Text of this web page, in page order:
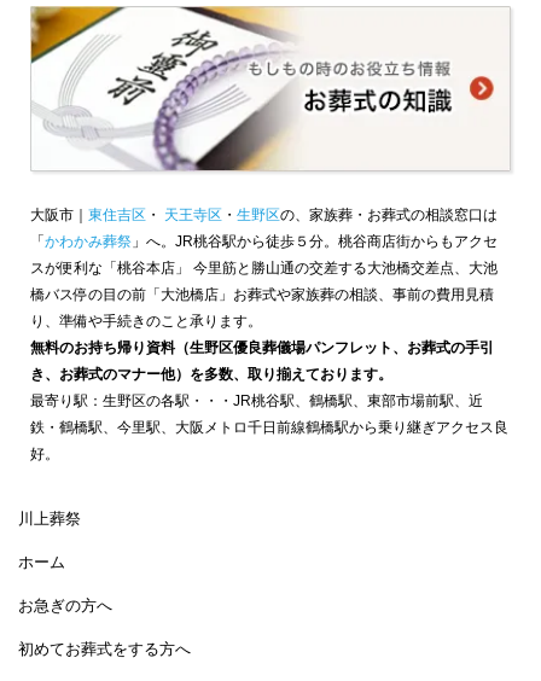
大阪市｜ 東住吉区 ・ 天王寺区 ・ 生野区の、家族葬・お葬式の相談窓口は
「かわかみ葬祭 」へ。JR桃谷駅から徒歩５分。桃谷商店街からもアクセ
スが便利な「桃谷本店」 今里筋と勝山通の交差する大池橋交差点、大池
橋バス停の目の前「大池橋店」お葬式や家族葬の相談、事前の費用見積
り、準備や手続きのこと承ります。
無料のお持ち帰り資料（生野区優良葬儀場パンフレット、お葬式の手引
き、お葬式のマナー他）を多数、取り揃えております。
最寄り駅：生野区の各駅・・・JR桃谷駅、鶴橋駅、東部市場前駅、近
鉄・鶴橋駅、今里駅、大阪メトロ千日前線鶴橋駅から乗り継ぎアクセス良
好。
川上葬祭
ホーム
お急ぎの方へ
初めてお葬式をする方へ